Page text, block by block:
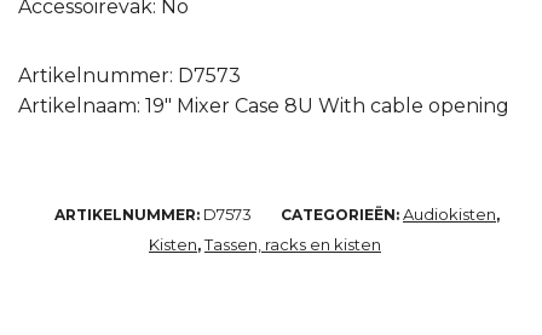
Accessoirevak: No
Artikelnummer: D7573
Artikelnaam: 19″ Mixer Case 8U With cable opening
ARTIKELNUMMER: D7573 CATEGORIEËN: Audiokisten,
Kisten,Tassen, racks en kisten